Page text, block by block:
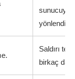
sunucuya
Saldırı
birkaç